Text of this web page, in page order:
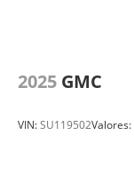
2025 GMC
VIN:SU119502Valores: